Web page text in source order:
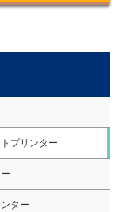
プリンター
ター